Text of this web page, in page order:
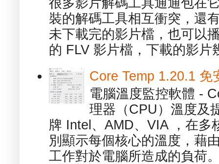
很多影片解碼工具通通包在
裝的解碼工具相互衝突，還
未下載完的影片檔，也可以
的 FLV 影片檔，下載的影片
Core Temp 1.20.1 免
電腦溫度監控軟體 -
理器（CPU）溫度及
牌 Intel、AMD、VIA ，在多
別顯示每個核心的溫度，藉
工作對於電腦所造成的負荷